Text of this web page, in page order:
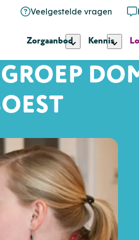
Veelgestelde vragen
Zorgaanbod Kennis